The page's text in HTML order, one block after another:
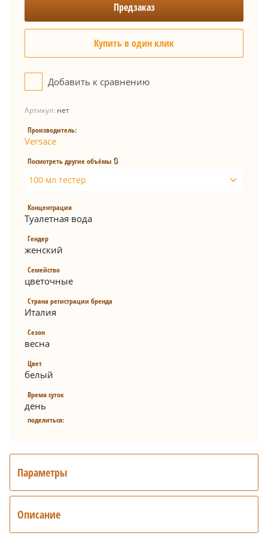
Предзаказ
Купить в один клик
Добавить к сравнению
Артикул: нет
Производитель:
Versace
Посмотреть другие объёмы 🔃
100 мл тестер
Концентрация
Туалетная вода
Гендер
женский
Семейство
цветочные
Страна регистрации бренда
Италия
Сезон
весна
Цвет
белый
Время суток
день
поделиться:
Параметры
Описание